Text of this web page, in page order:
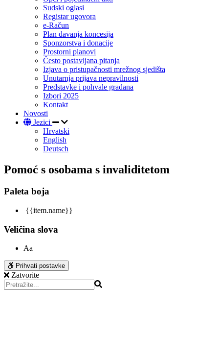
Sudski oglasi
Registar ugovora
e-Račun
Plan davanja koncesija
Sponzorstva i donacije
Prostorni planovi
Često postavljana pitanja
Izjava o pristupačnosti mrežnog sjedišta
Unutarnja prijava nepravilnosti
Predstavke i pohvale građana
Izbori 2025
Kontakt
Novosti
Jezici
Hrvatski
English
Deutsch
Pomoć s osobama s invaliditetom
Paleta boja
{{item.name}}
Veličina slova
Aa
Prihvati postavke
Zatvorite